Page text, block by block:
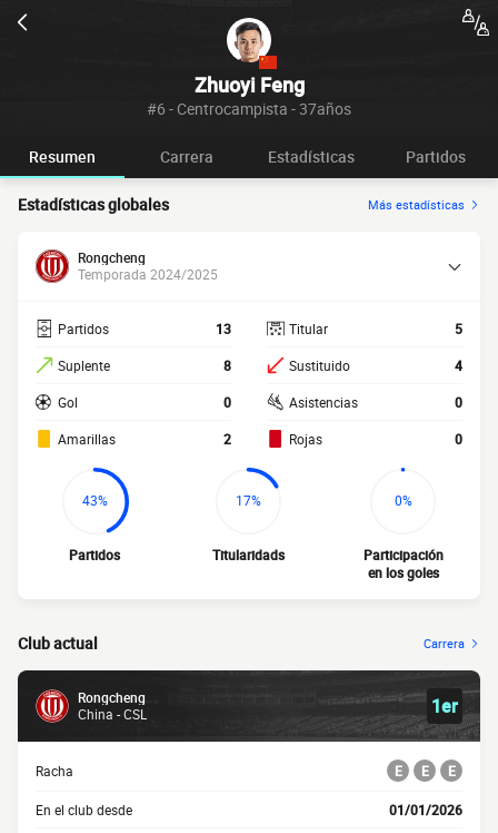
Zhuoyi Feng
#6 - Centrocampista - 37años
Resumen Carrera Estadísticas Partidos
Estadísticas globales Más estadísticas
Rongcheng
Temporada 2024/2025
Partidos 13
Suplente 8
Gol 0
Amarillas 2
Titular 5
Sustituido 4
Asistencias 0
Rojas 0
43%
Partidos
17%
Titularidads
0%
Participación
en los goles
Club actual Carrera
Rongcheng
China - CSL
1er
Racha E E E
En el club desde 01/01/2026